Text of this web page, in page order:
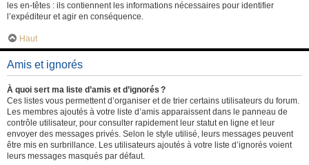
les en-têtes : ils contiennent les informations nécessaires pour identifier
l’expéditeur et agir en conséquence.
Haut
Amis et ignorés
À quoi sert ma liste d’amis et d’ignorés ?
Ces listes vous permettent d’organiser et de trier certains utilisateurs du forum.
Les membres ajoutés à votre liste d’amis apparaissent dans le panneau de
contrôle utilisateur, pour consulter rapidement leur statut en ligne et leur
envoyer des messages privés. Selon le style utilisé, leurs messages peuvent
être mis en surbrillance. Les utilisateurs ajoutés à votre liste d’ignorés voient
leurs messages masqués par défaut.